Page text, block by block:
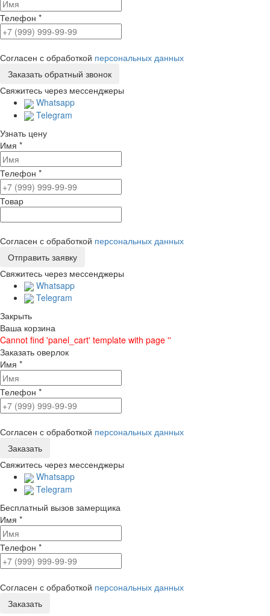
Телефон *
Согласен с обработкой персональных данных
Свяжитесь через мессенджеры
Whatsapp
Telegram
Узнать цену
Имя *
Телефон *
Товар
Согласен с обработкой персональных данных
Свяжитесь через мессенджеры
Whatsapp
Telegram
Закрыть
Ваша корзина
Cannot find 'panel_cart' template with page ''
Заказать оверлок
Имя *
Телефон *
Согласен с обработкой персональных данных
Свяжитесь через мессенджеры
Whatsapp
Telegram
Бесплатный вызов замерщика
Имя *
Телефон *
Согласен с обработкой персональных данных